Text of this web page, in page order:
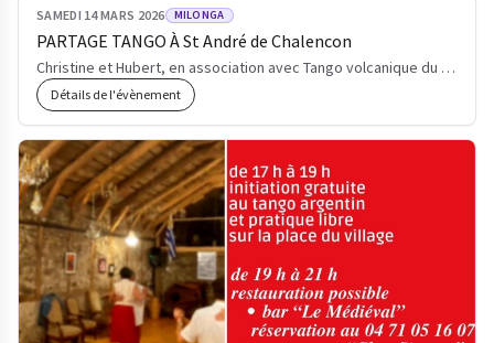
SAMEDI 14 MARS 2026 MILONGA
PARTAGE TANGO À St André de Chalencon
Christine et Hubert, en association avec Tango volcanique du Velay, vous invitent à un après-midi de…
Détails de l'évènement